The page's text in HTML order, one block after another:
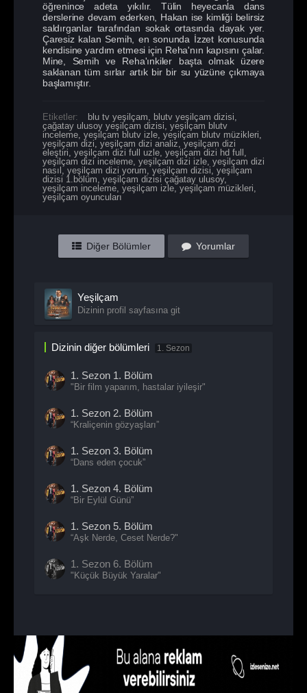
öğrenince adeta yıkılır. Tülin heyecanla dans
derslerine devam ederken, Hakan ise kimliği belirsiz
saldırganlar tarafından sokak ortasında dayak yer.
Çaresiz kalan Semih, en sonunda İzzet konusunda
kendisine yardım etmesi için Reha'nın kapısını çalar.
Mine, Semih ve Reha'ınkiler başta olmak üzere
saklanan tüm sırlar artık bir bir su yüzüne çıkmaya
başlamıştır.
Etiketler: blu tv yeşilçam blutv yeşilçam dizisi
çağatay ulusoy yeşilçam dizisi yeşilçam blutv
inceleme yeşilçam blutv izle yeşilçam blutv müzikleri
yeşilçam dizi, yeşilçam dizi analiz ,yeşilçam dizi
eleştiri yeşilçam dizi full uzle yeşilçam dizi hd full
yeşilçam dizi inceleme yeşilçam dizi izle yeşilçam dizi
nasıl, yeşilçam dizi yorum ,yeşilçam dizisi , yeşilçam
dizisi 1.bölüm yeşilçam dizisi çağatay ulusoy,
yeşilçam inceleme yeşilçam izle,yeşilçam müzikleri
yeşilçam oyuncuları
Diğer Bölümler Yorumlar
Yeşilçam
Dizinin profil sayfasına git
Dizinin diğer bölümleri 1. Sezon
1. Sezon 1. Bölüm
"Bir film yaparım, hastalar iyileşir"
1. Sezon 2. Bölüm
“Kraliçenin gözyaşları”
1. Sezon 3. Bölüm
“Dans eden çocuk”
1. Sezon 4. Bölüm
“Bir Eylül Günü”
1. Sezon 5. Bölüm
“Aşk Nerde, Ceset Nerde?"
1. Sezon 6. Bölüm
"Küçük Büyük Yaralar"
1. Sezon8. Bölüm
1. Sezon 9. Bölüm
“Şeyli Film”